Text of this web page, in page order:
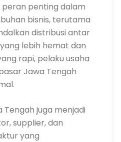
peran penting dalam
bisnis, terutama
distribusi antar
lebih hemat dan
rapi, pelaku usaha
Jawa Tengah
juga menjadi
supplier, dan
yang